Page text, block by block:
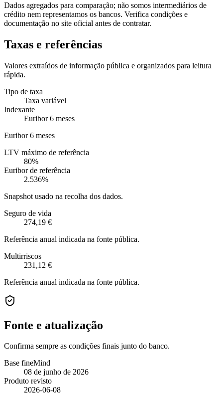
Dados agregados para comparação; não somos intermediários de
crédito nem representamos os bancos. Verifica condições e
documentação no site oficial antes de contratar.
Taxas e referências
Valores extraídos de informação pública e organizados para leitura
rápida.
Tipo de taxa
Taxa variável
Indexante
Euribor 6 meses
Euribor 6 meses
LTV máximo de referência
80%
Euribor de referência
2.536%
Snapshot usado na recolha dos dados.
Seguro de vida
274,19 €
Referência anual indicada na fonte pública.
Multirriscos
231,12 €
Referência anual indicada na fonte pública.
Fonte e atualização
Confirma sempre as condições finais junto do banco.
Base fineMind
08 de junho de 2026
Produto revisto
2026-06-08